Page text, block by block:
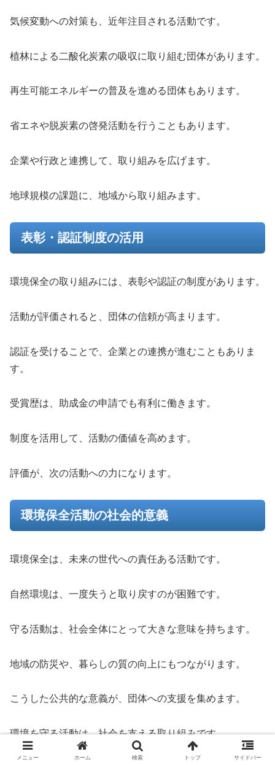
気候変動への対策も、近年注目される活動です。
植林による二酸化炭素の吸収に取り組む団体があります。
再生可能エネルギーの普及を進める団体もあります。
省エネや脱炭素の啓発活動を行うこともあります。
企業や行政と連携して、取り組みを広げます。
地球規模の課題に、地域から取り組みます。
表彰・認証制度の活用
環境保全の取り組みには、表彰や認証の制度があります。
活動が評価されると、団体の信頼が高まります。
認証を受けることで、企業との連携が進むこともありま
す。
受賞歴は、助成金の申請でも有利に働きます。
制度を活用して、活動の価値を高めます。
評価が、次の活動への力になります。
環境保全活動の社会的意義
環境保全は、未来の世代への責任ある活動です。
自然環境は、一度失うと取り戻すのが困難です。
守る活動は、社会全体にとって大きな意味を持ちます。
地域の防災や、暮らしの質の向上にもつながります。
こうした公共的な意義が、団体への支援を集めます。
環境を守る活動は、社会を支える取り組みです。
メニュー ホーム 検索 トップ サイドバー